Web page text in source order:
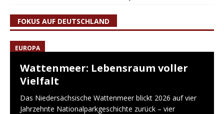
FOKUS AUF DEUTSCHLAND
EUROPA
Wattenmeer: Lebensraum voller
Vielfalt
Das Niedersächsische Wattenmeer blickt 2026 auf vier
Jahrzehnte Nationalparkgeschichte zurück – vier